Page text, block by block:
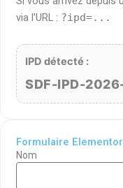
via l’URL : ?ipd=...
IPD détecté :
SDF-IPD-
Formulaire
Nom